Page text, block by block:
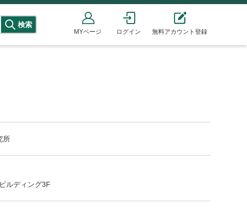
検索
MYページ ログイン 無料アカウント登録
所
ルディング3F